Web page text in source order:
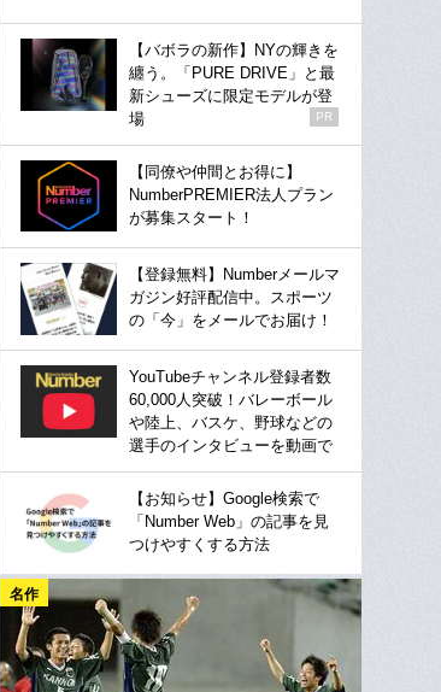
【バボラの新作】NYの輝きを
纏う。「PURE DRIVE」と最
新シューズに限定モデルが登
場
PR
【同僚や仲間とお得に】
NumberPREMIER法人プラン
が募集スタート！
【登録無料】Numberメールマ
ガジン好評配信中。スポーツ
の「今」をメールでお届け！
YouTubeチャンネル登録者数
60,000人突破！バレーボール
や陸上、バスケ、野球などの
選手のインタビューを動画で
【お知らせ】Google検索で
「Number Web」の記事を見
つけやすくする方法
名作